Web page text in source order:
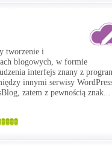
tworzenie i
blogowych, w formie
interfejs znany z
innymi serwisy
zatem z pewnością